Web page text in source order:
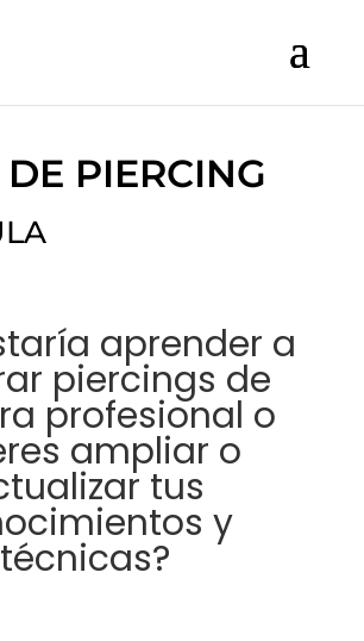
PIERCING
aprender a
piercings de
profesional o
ampliar o
tus
y
técnicas?